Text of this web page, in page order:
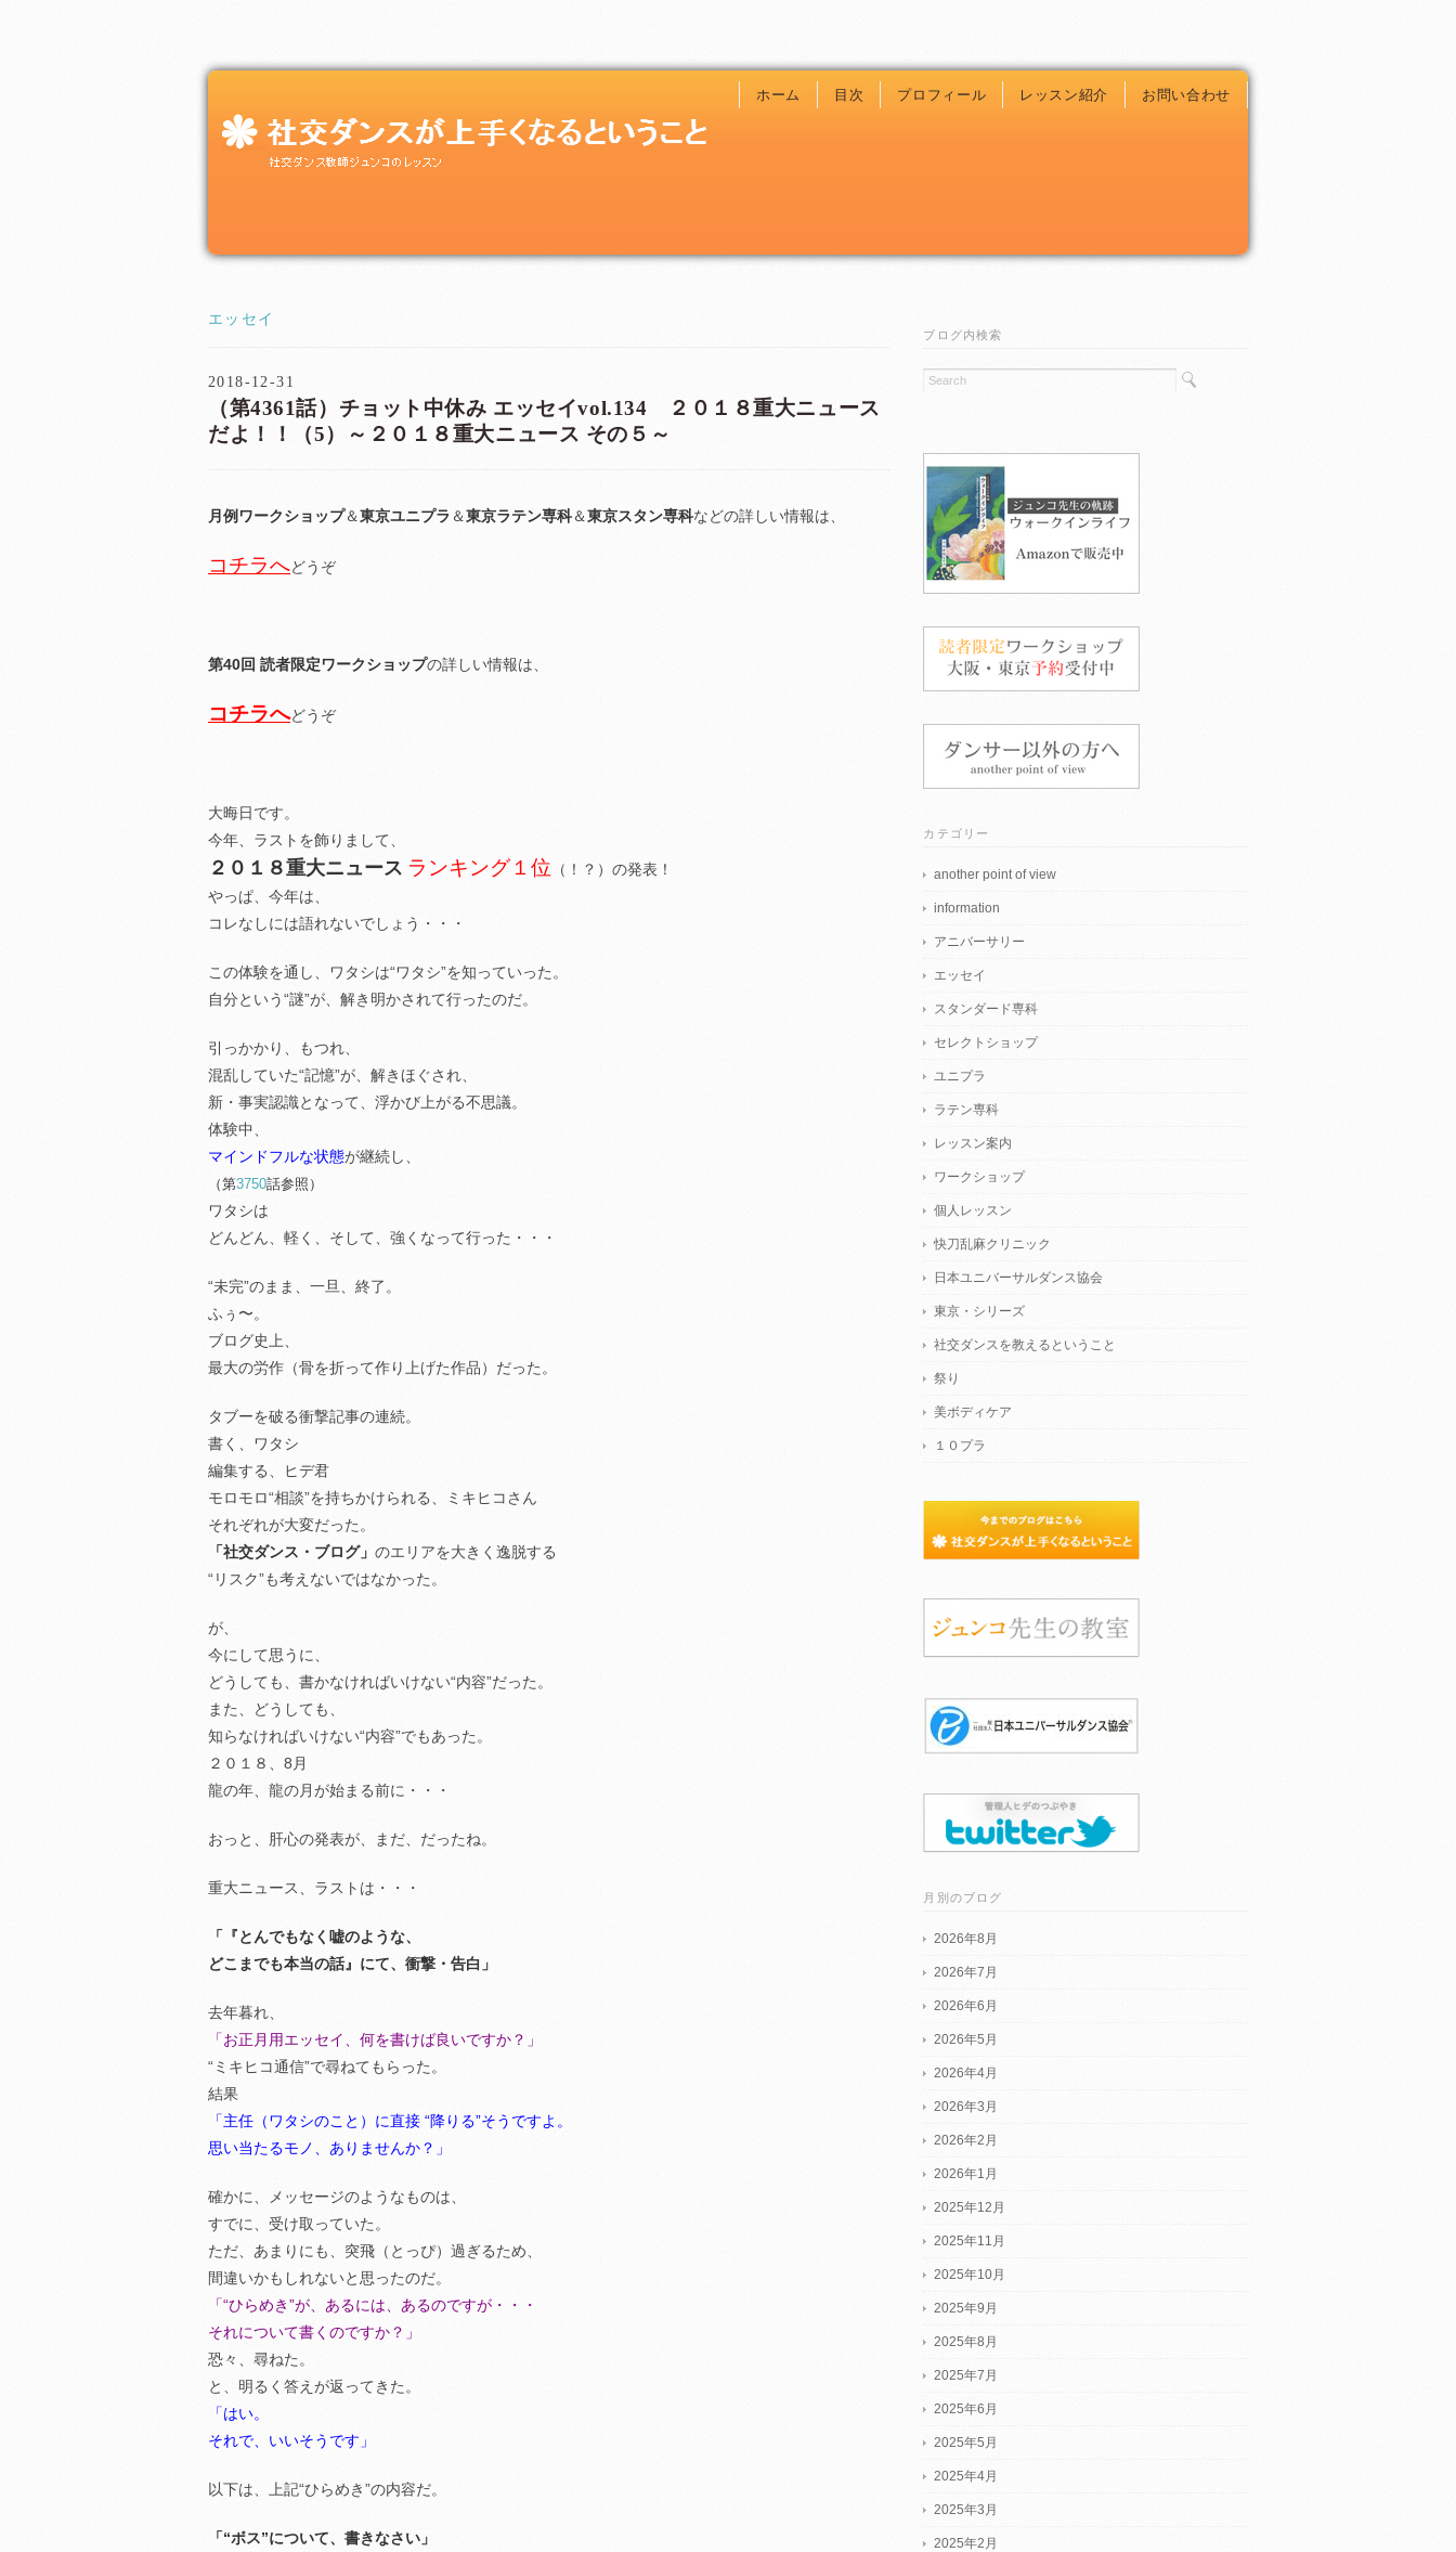
ホーム 目次 プロフィール レッスン紹介 お問い合わせ
エッセイ
2018-12-31
（第4361話）チョット中休み エッセイvol.134 ２０１８重大ニュース
だよ！！（5）～２０１８重大ニュース その５～
月例ワークショップ＆東京ユニプラ ＆東京ラテン専科＆東京スタン専科などの詳しい情報は、
コチラへどうぞ
第40回 読者限定ワークショップの詳しい情報は、
コチラへどうぞ
大晦日です。
今年、ラストを飾りまして、
２０１８重大ニュース ランキング１位 （！？）の発表！
やっぱ、今年は、
コレなしには語れないでしょう・・・
この体験を通し、ワタシは“ワタシ”を知っていった。
自分という“謎”が、解き明かされて行ったのだ。
引っかかり、もつれ、
混乱していた“記憶”が、解きほぐされ、
新・事実認識となって、浮かび上がる不思議。
体験中、
マインドフルな状態が継続し、
（第3750話参照）
ワタシは
どんどん、軽く、そして、強くなって行った・・・
“未完”のまま、一旦、終了。
ふぅ〜。
ブログ史上、
最大の労作（骨を折って作り上げた作品）だった。
タブーを破る衝撃記事の連続。
書く、ワタシ
編集する、ヒデ君
モロモロ“相談”を持ちかけられる、ミキヒコさん
それぞれが大変だった。
「社交ダンス・ブログ」 のエリアを大きく逸脱する
“リスク”も考えないではなかった。
が、
今にして思うに、
どうしても、書かなければいけない“内容”だった。
また、どうしても、
知らなければいけない“内容”でもあった。
２０１８、8月
龍の年、龍の月が始まる前に・・・
おっと、肝心の発表が、まだ、だったね。
重大ニュース、ラストは・・・
「『とんでもなく嘘のような、
どこまでも本当の話』にて、衝撃・告白」
去年暮れ、
「お正月用エッセイ、何を書けば良いですか？」
“ミキヒコ通信”で尋ねてもらった。
結果
「主任（ワタシのこと）に直接 “降りる”そうですよ。
思い当たるモノ、ありませんか？」
確かに、メッセージのようなものは、
すでに、受け取っていた。
ただ、あまりにも、突飛（とっぴ）過ぎるため、
間違いかもしれないと思ったのだ。
「“ひらめき”が、あるには、あるのですが・・・
それについて書くのですか？」
恐々、尋ねた。
と、明るく答えが返ってきた。
「はい。
それで、いいそうです」
以下は、上記“ひらめき”の内容だ。
「“ボス”について、書きなさい」
ブログ内検索
カテゴリー
another point of view
information
アニバーサリー
エッセイ
スタンダード専科
セレクトショップ
ユニプラ
ラテン専科
レッスン案内
ワークショップ
個人レッスン
快刀乱麻クリニック
日本ユニバーサルダンス協会
東京・シリーズ
社交ダンスを教えるということ
祭り
美ボディケア
１０プラ
月別のブログ
2026年8月
2026年7月
2026年6月
2026年5月
2026年4月
2026年3月
2026年2月
2026年1月
2025年12月
2025年11月
2025年10月
2025年9月
2025年8月
2025年7月
2025年6月
2025年5月
2025年4月
2025年3月
2025年2月